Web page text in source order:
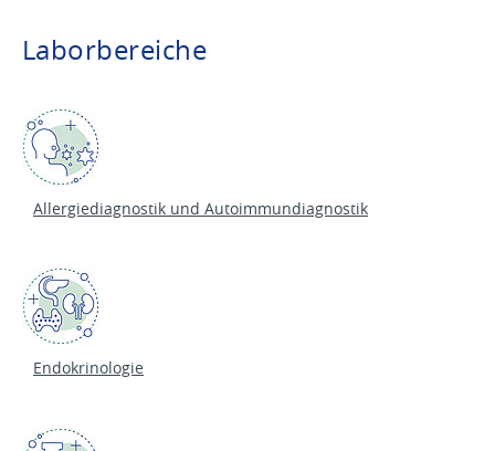
Laborbereiche
Allergiediagnostik und Autoimmundiagnostik
Endokrinologie